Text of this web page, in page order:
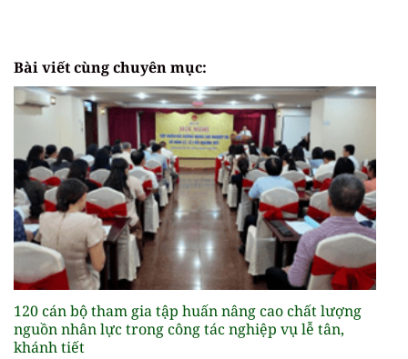
Bài viết cùng chuyên mục:
120 cán bộ tham gia tập huấn nâng cao chất lượng
nguồn nhân lực trong công tác nghiệp vụ lễ tân,
khánh tiết